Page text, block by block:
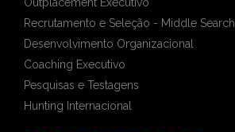
Outplacement Executivo
Recrutamento e Seleção - Middle Search
Desenvolvimento Organizacional
Coaching Executivo
Pesquisas e Testagens
Hunting Internacional